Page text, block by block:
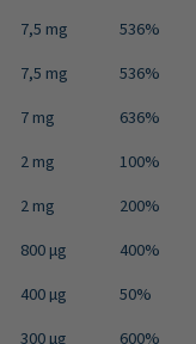
7,5 mg
536%
7,5 mg
536%
7 mg
636%
2 mg
100%
2 mg
200%
800 μg
400%
400 µg
50%
300 µg
600%